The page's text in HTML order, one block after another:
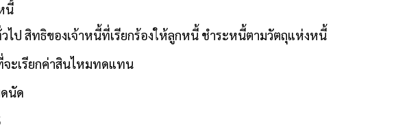
นี้
ไป สิทธิของเจ้าหนี้ที่เรียกร้องให้ลูกหนี้ ชำระหนี้ตามวัตถุแห่งหนี้
ะเรียกค่าสินไหมทดแทน
นัด